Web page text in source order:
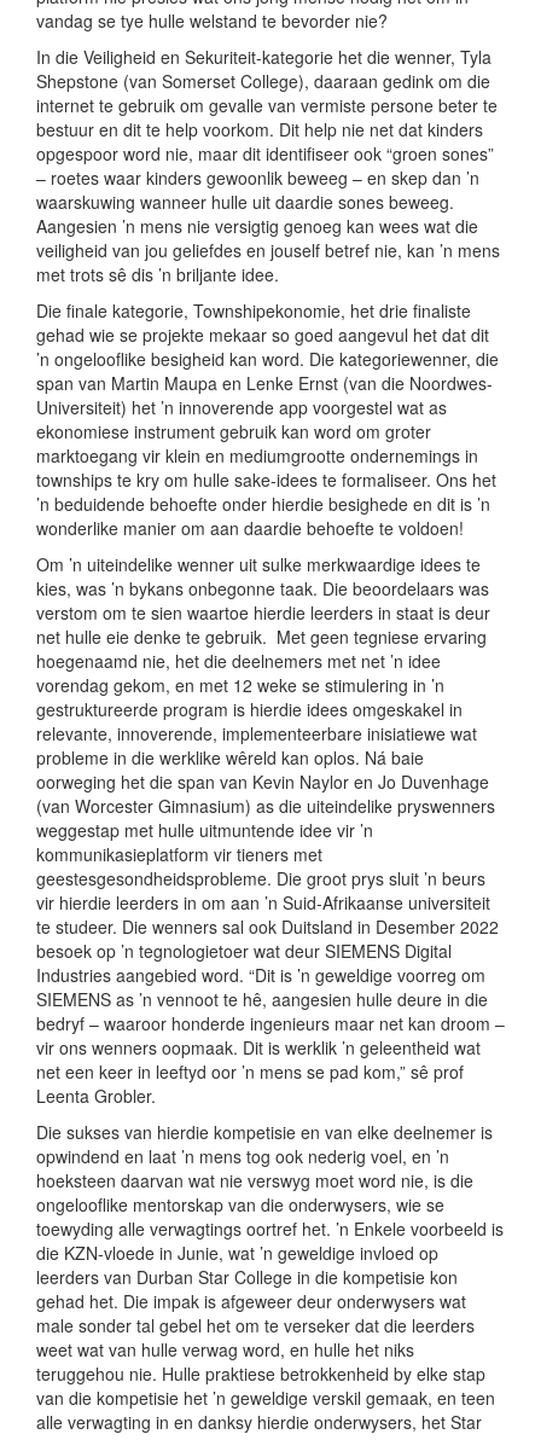
vandag se tye hulle welstand te bevorder nie?
In die Veiligheid en Sekuriteit-kategorie het die wenner, Tyla
Shepstone (van Somerset College), daaraan gedink om die
internet te gebruik om gevalle van vermiste persone beter te
bestuur en dit te help voorkom. Dit help nie net dat kinders
opgespoor word nie, maar dit identifiseer ook “groen sones”
– roetes waar kinders gewoonlik beweeg – en skep dan ’n
waarskuwing wanneer hulle uit daardie sones beweeg.
Aangesien ’n mens nie versigtig genoeg kan wees wat die
veiligheid van jou geliefdes en jouself betref nie, kan ’n mens
met trots sê dis ’n briljante idee.
Die finale kategorie, Townshipekonomie, het drie finaliste
gehad wie se projekte mekaar so goed aangevul het dat dit
’n ongelooflike besigheid kan word. Die kategoriewenner, die
span van Martin Maupa en Lenke Ernst (van die Noordwes-
Universiteit) het ’n innoverende app voorgestel wat as
ekonomiese instrument gebruik kan word om groter
marktoegang vir klein en mediumgrootte ondernemings in
townships te kry om hulle sake-idees te formaliseer. Ons het
’n beduidende behoefte onder hierdie besighede en dit is ’n
wonderlike manier om aan daardie behoefte te voldoen!
Om ’n uiteindelike wenner uit sulke merkwaardige idees te
kies, was ’n bykans onbegonne taak. Die beoordelaars was
verstom om te sien waartoe hierdie leerders in staat is deur
net hulle eie denke te gebruik. Met geen tegniese ervaring
hoegenaamd nie, het die deelnemers met net ’n idee
vorendag gekom, en met 12 weke se stimulering in ’n
gestruktureerde program is hierdie idees omgeskakel in
relevante, innoverende, implementeerbare inisiatiewe wat
probleme in die werklike wêreld kan oplos. Ná baie
oorweging het die span van Kevin Naylor en Jo Duvenhage
(van Worcester Gimnasium) as die uiteindelike pryswenners
weggestap met hulle uitmuntende idee vir ’n
kommunikasieplatform vir tieners met
geestesgesondheidsprobleme. Die groot prys sluit ’n beurs
vir hierdie leerders in om aan ’n Suid-Afrikaanse universiteit
te studeer. Die wenners sal ook Duitsland in Desember 2022
besoek op ’n tegnologietoer wat deur SIEMENS Digital
Industries aangebied word. “Dit is ’n geweldige voorreg om
SIEMENS as ’n vennoot te hê, aangesien hulle deure in die
bedryf – waaroor honderde ingenieurs maar net kan droom –
vir ons wenners oopmaak. Dit is werklik ’n geleentheid wat
net een keer in leeftyd oor ’n mens se pad kom,” sê prof
Leenta Grobler.
Die sukses van hierdie kompetisie en van elke deelnemer is
opwindend en laat ’n mens tog ook nederig voel, en ’n
hoeksteen daarvan wat nie verswyg moet word nie, is die
ongelooflike mentorskap van die onderwysers, wie se
toewyding alle verwagtings oortref het. ’n Enkele voorbeeld is
die KZN-vloede in Junie, wat ’n geweldige invloed op
leerders van Durban Star College in die kompetisie kon
gehad het. Die impak is afgeweer deur onderwysers wat
male sonder tal gebel het om te verseker dat die leerders
weet wat van hulle verwag word, en hulle het niks
teruggehou nie. Hulle praktiese betrokkenheid by elke stap
van die kompetisie het ’n geweldige verskil gemaak, en teen
alle verwagting in en danksy hierdie onderwysers, het Star